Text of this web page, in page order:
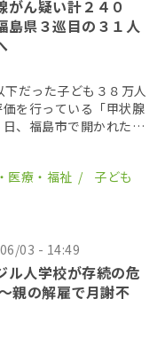
がん疑い計２４０
島県３巡目の３１人
だった子ども３８万人
を行っている「甲状腺
、福島市で開かれた。
結果を解析を進 […]
医療・福祉 子ども
03 - 14:49
ル人学校が存続の危
親の解雇で月謝不